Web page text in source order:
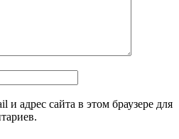
и адрес сайта в этом браузере для